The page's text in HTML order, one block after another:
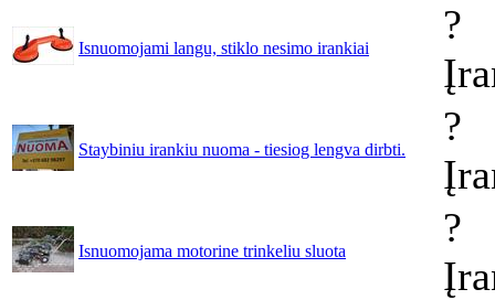
Isnuomojami langu, stiklo nesimo irankiai
?
Staybiniu irankiu nuoma - tiesiog lengva dirbti.
?
Isnuomojama motorine trinkeliu sluota
?